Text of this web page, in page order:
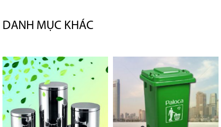
DANH MỤC KHÁC